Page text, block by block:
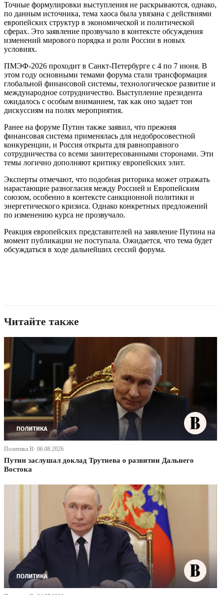
Точные формулировки выступления не раскрываются, однако,
по данным источника, тема хаоса была увязана с действиями
европейских структур в экономической и политической
сферах. Это заявление прозвучало в контексте обсуждения
изменений мирового порядка и роли России в новых
условиях.
ПМЭФ-2026 проходит в Санкт-Петербурге с 4 по 7 июня. В
этом году основными темами форума стали трансформация
глобальной финансовой системы, технологическое развитие и
международное сотрудничество. Выступление президента
ожидалось с особым вниманием, так как оно задает тон
дискуссиям на полях мероприятия.
Ранее на форуме Путин также заявил, что прежняя
финансовая система применялась для недобросовестной
конкуренции, и Россия открыта для равноправного
сотрудничества со всеми заинтересованными сторонами. Эти
темы логично дополняют критику европейских элит.
Эксперты отмечают, что подобная риторика может отражать
нарастающие разногласия между Россией и Европейским
союзом, особенно в контексте санкционной политики и
энергетического кризиса. Однако конкретных предложений
по изменению курса не прозвучало.
Реакция европейских представителей на заявление Путина на
момент публикации не поступала. Ожидается, что тема будет
обсуждаться в ходе дальнейших сессий форума.
Читайте также
Политика В· 06.08.2026
Путин заслушал доклад Трутнева о развитии Дальнего
Востока